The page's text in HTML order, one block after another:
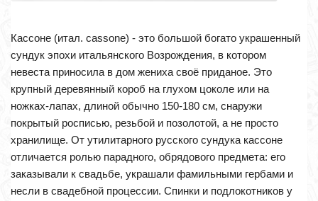
Кассоне (итал. cassone) - это большой богато украшенный
сундук эпохи итальянского Возрождения, в котором
невеста приносила в дом жениха своё приданое. Это
крупный деревянный короб на глухом цоколе или на
ножках-лапах, длиной обычно 150-180 см, снаружи
покрытый росписью, резьбой и позолотой, а не просто
хранилище. От утилитарного русского сундука кассоне
отличается ролью парадного, обрядового предмета: его
заказывали к свадьбе, украшали фамильными гербами и
несли в свадебной процессии. Спинки и подлокотников у